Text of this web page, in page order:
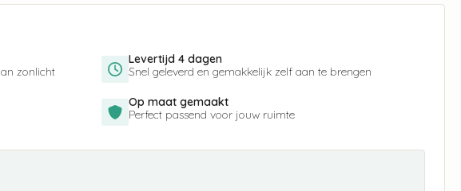
zonlicht
Levertijd 4 dagen
Snel geleverd en gemakkelijk zelf aan te brengen
Op maat gemaakt
Perfect passend voor jouw ruimte